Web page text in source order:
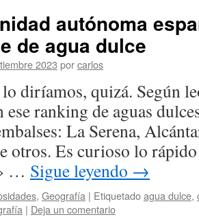
autónoma
de agua dulce
2023 porcarlos
lo diríamos, quizá. Según
ese ranking de aguas
La Serena,
otros. Es curioso lo
… Sigue leyendo →
, Geografía | Etiquetadoagua dulce,
| Deja un comentario